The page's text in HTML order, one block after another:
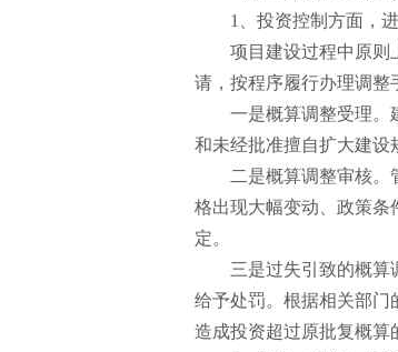
1、投资控制方面，
项目建设过程中原则
请，按程序履行办理调整
一是概算调整受理。
和未经批准擅自扩大建设
二是概算调整审核
格出现大幅变动、政策条
定。
三是过失引致的概算
给予处罚。根据相关部门
造成投资超过原批复概算